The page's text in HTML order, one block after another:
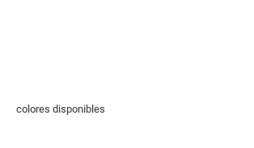
colores disponibles